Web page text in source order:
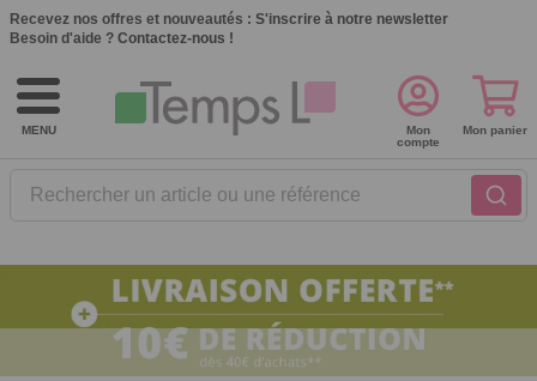
Recevez nos offres et nouveautés : S'inscrire à notre newsletter
Besoin d'aide ? Contactez-nous !
MENU
Rechercher un article ou une référence
Mon
compte
Mon panier
10€ de réduction dès 40€ d'achat. Offre
valable du 03/08/2026 au 12/08/2026.